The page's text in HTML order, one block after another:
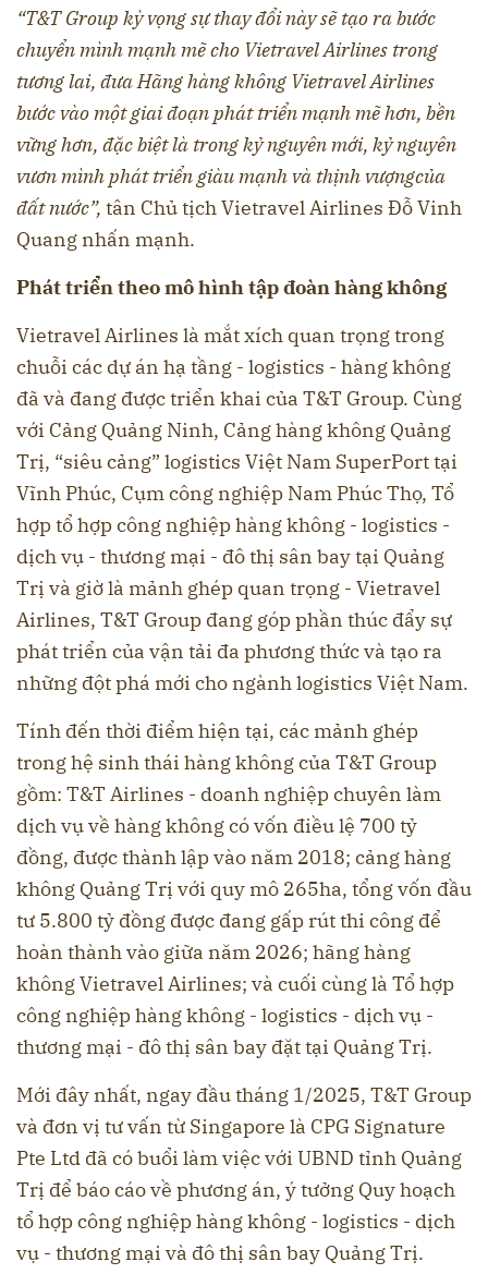
“T&T Group kỳ vọng sự thay đổi này sẽ tạo ra bước
chuyển mình mạnh mẽ cho Vietravel Airlines trong
tương lai, đưa Hãng hàng không Vietravel Airlines
bước vào một giai đoạn phát triển mạnh mẽ hơn, bền
vững hơn, đặc biệt là trong kỷ nguyên mới, kỷ nguyên
vươn mình phát triển giàu mạnh và thịnh vượngcủa
đất nước”, tân Chủ tịch Vietravel Airlines Đỗ Vinh
Quang nhấn mạnh.
Phát triển theomô hình tập đoàn hàng không
Vietravel Airlines là mắt xích quan trọng trong
chuỗi các dự án hạ tầng - logistics - hàng không
đã và đang được triển khai của T&T Group. Cùng
với Cảng Quảng Ninh, Cảng hàng không Quảng
Trị, “siêu cảng” logistics Việt Nam SuperPort tại
Vĩnh Phúc, Cụm công nghiệp Nam Phúc Thọ, Tổ
hợp tổ hợp công nghiệp hàng không - logistics -
dịch vụ - thương mại - đô thị sân bay tại Quảng
Trị và giờ là mảnh ghép quan trọng - Vietravel
Airlines, T&T Group đang góp phần thúc đẩy sự
phát triển của vận tải đa phương thức và tạo ra
những đột phá mới cho ngành logistics Việt Nam.
Tính đến thời điểm hiện tại, các mảnh ghép
trong hệ sinh thái hàng không của T&T Group
gồm: T&T Airlines - doanh nghiệp chuyên làm
dịch vụ về hàng không có vốn điều lệ 700 tỷ
đồng, được thành lập vào năm 2018; cảng hàng
không Quảng Trị với quy mô 265ha, tổng vốn đầu
tư 5.800 tỷ đồng được đang gấp rút thi công để
hoàn thành vào giữa năm 2026; hãng hàng
không Vietravel Airlines; và cuối cùng là Tổ hợp
công nghiệp hàng không - logistics - dịch vụ -
thương mại - đô thị sân bay đặt tại Quảng Trị.
Mới đây nhất, ngay đầu tháng 1/2025, T&T Group
và đơn vị tư vấn từ Singapore là CPG Signature
Pte Ltd đã có buổi làm việc với UBND tỉnh Quảng
Trị để báo cáo về phương án, ý tưởng Quy hoạch
tổ hợp công nghiệp hàng không - logistics - dịch
vụ - thương mại và đô thị sân bay Quảng Trị.